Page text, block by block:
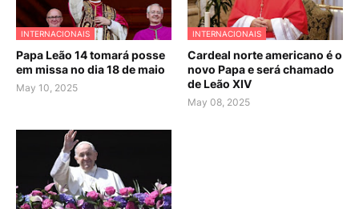
INTERNACIONAIS
Papa Leão 14 tomará posse
em missa no dia 18 de maio
May 10, 2025
INTERNACIONAIS
Cardeal norte americano é o
novo Papa e será chamado
de Leão XIV
May 08, 2025